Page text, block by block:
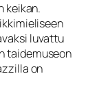
keikan.
luvattu
taidemuseon
on